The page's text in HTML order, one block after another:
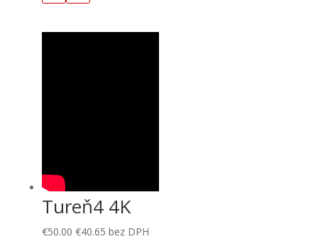
Tureň4 4K
€50.00 €40.65 bez DPH